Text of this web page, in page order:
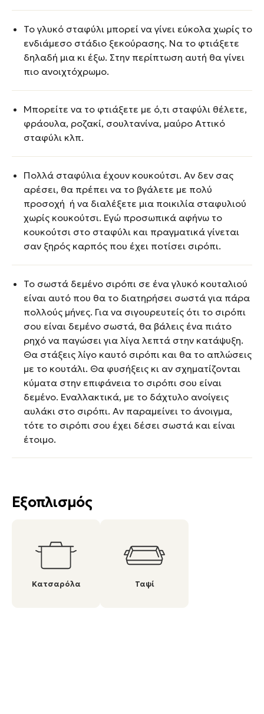
Εξοπλισμός
Κατσαρόλα Ταψί
Το γλυκό σταφύλι μπορεί να γίνει εύκολα χωρίς το
ενδιάμεσο στάδιο ξεκούρασης. Να το φτιάξετε
δηλαδή μια κι έξω. Στην περίπτωση αυτή θα γίνει
πιο ανοιχτόχρωμο.
Μπορείτε να το φτιάξετε με ό,τι σταφύλι θέλετε,
φράουλα, ροζακί, σουλτανίνα, μαύρο Αττικό
σταφύλι κλπ.
Πολλά σταφύλια έχουν κουκούτσι. Αν δεν σας
αρέσει, θα πρέπει να το βγάλετε με πολύ
προσοχή ή να διαλέξετε μια ποικιλία σταφυλιού
χωρίς κουκούτσι. Εγώ προσωπικά αφήνω το
κουκούτσι στο σταφύλι και πραγματικά γίνεται
σαν ξηρός καρπός που έχει ποτίσει σιρόπι.
Το σωστά δεμένο σιρόπι σε ένα γλυκό κουταλιού
είναι αυτό που θα το διατηρήσει σωστά για πάρα
πολλούς μήνες. Για να σιγουρευτείς ότι το σιρόπι
σου είναι δεμένο σωστά, θα βάλεις ένα πιάτο
ρηχό να παγώσει για λίγα λεπτά στην κατάψυξη.
Θα στάξεις λίγο καυτό σιρόπι και θα το απλώσεις
με το κουτάλι. Θα φυσήξεις κι αν σχηματίζονται
κύματα στην επιφάνεια το σιρόπι σου είναι
δεμένο. Εναλλακτικά, με το δάχτυλο ανοίγεις
αυλάκι στο σιρόπι. Αν παραμείνει το άνοιγμα,
τότε το σιρόπι σου έχει δέσει σωστά και είναι
έτοιμο.